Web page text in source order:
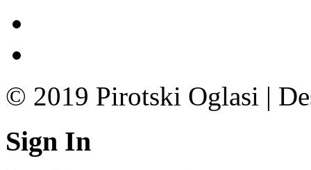
© 2019 Pirotski Oglasi |
Sign In